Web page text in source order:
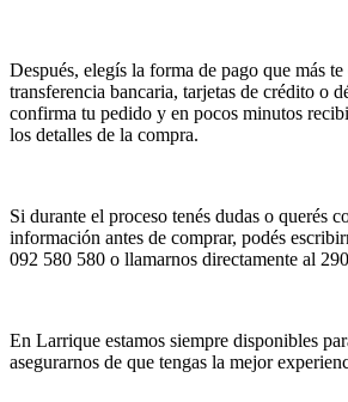
Después, elegís la forma de pago que más
transferencia bancaria, tarjetas de crédito o
confirma tu pedido y en pocos minutos
los detalles de la compra.
Si durante el proceso tenés dudas o querés
información antes de comprar, podés
092 580 580 o llamarnos directamente al
En Larrique estamos siempre disponibles
asegurarnos de que tengas la mejor